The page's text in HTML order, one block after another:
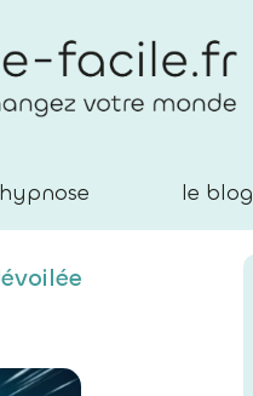
le blog